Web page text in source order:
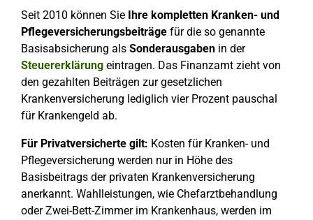
Seit 2010 können Sie Ihre kompletten Kranken- und
Pflegeversicherungsbeiträge für die so genannte
Basisabsicherung als Sonderausgaben in der
Steuererklärung eintragen. Das Finanzamt zieht von
den gezahlten Beiträgen zur gesetzlichen
Krankenversicherung lediglich vier Prozent pauschal
für Krankengeld ab.
Für Privatversicherte gilt: Kosten für Kranken- und
Pflegeversicherung werden nur in Höhe des
Basisbeitrags der privaten Krankenversicherung
anerkannt. Wahlleistungen, wie Chefarztbehandlung
oder Zwei-Bett-Zimmer im Krankenhaus, werden im